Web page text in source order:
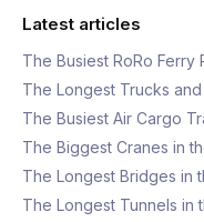
Latest articles
The Busiest RoRo
The Longest Trucks
The Busiest Air Cargo
The Biggest Cranes in
The Longest Bridges in
The Longest Tunnels in